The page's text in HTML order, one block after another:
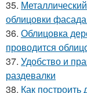
35.
облицовки
36. Облицовка
проводится
37. Удобство и
раздевалки
38. Как